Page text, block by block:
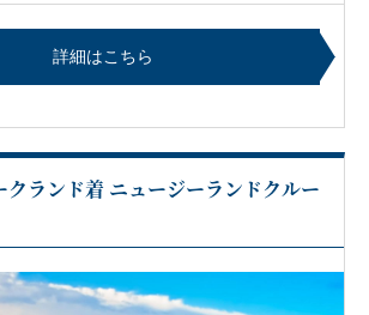
詳細はこちら
クランド着 ニュージーランドクルー